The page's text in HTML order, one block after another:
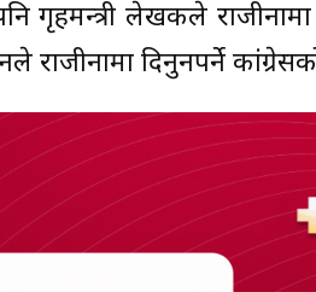
गृहमन्त्री लेखकले राजीनामा
राजीनामा दिनुनपर्ने